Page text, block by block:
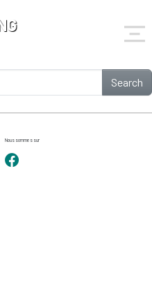
Search
Nous sommes sur